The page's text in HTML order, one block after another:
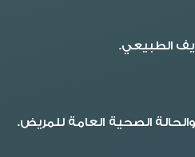
الطبيعي.
الصحية العامة للمريض.